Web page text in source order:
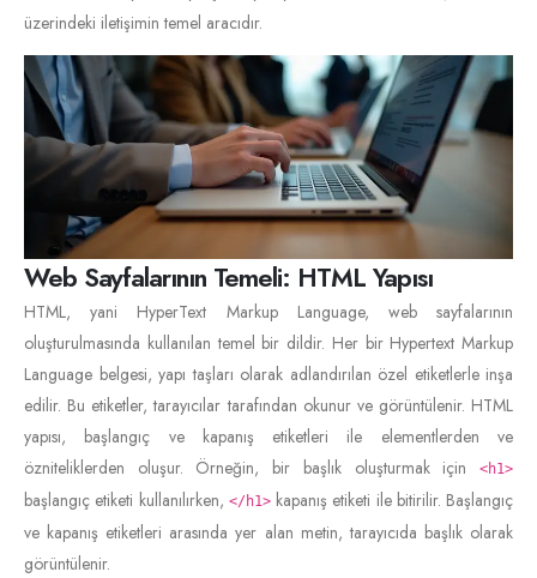
üzerindeki iletişimin temel aracıdır.
Web Sayfalarının Temeli: HTML Yapısı
HTML, yani HyperText Markup Language, web sayfalarının
oluşturulmasında kullanılan temel bir dildir. Her bir Hypertext Markup
Language belgesi, yapı taşları olarak adlandırılan özel etiketlerle inşa
edilir. Bu etiketler, tarayıcılar tarafından okunur ve görüntülenir. HTML
yapısı, başlangıç ve kapanış etiketleri ile elementlerden ve
özniteliklerden oluşur. Örneğin, bir başlık oluşturmak için
<h1>
başlangıç etiketi kullanılırken, </h1>kapanış etiketi ile bitirilir. Başlangıç
ve kapanış etiketleri arasında yer alan metin, tarayıcıda başlık olarak
görüntülenir.